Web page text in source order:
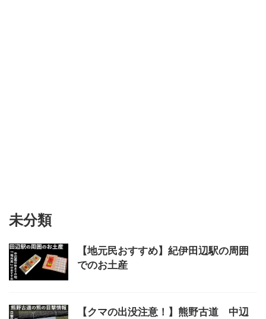
未分類
【地元民おすすめ】紀伊田辺駅の周囲
でのお土産
【クマの出没注意！】熊野古道 中辺